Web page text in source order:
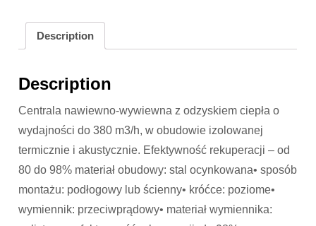
Description
Description
Centrala nawiewno-wywiewna z odzyskiem ciepła o
wydajności do 380 m3/h, w obudowie izolowanej
termicznie i akustycznie. Efektywność rekuperacji – od
80 do 98% materiał obudowy: stal ocynkowana• sposób
montażu: podłogowy lub ścienny• króćce: poziome•
wymiennik: przeciwprądowy• materiał wymiennika: